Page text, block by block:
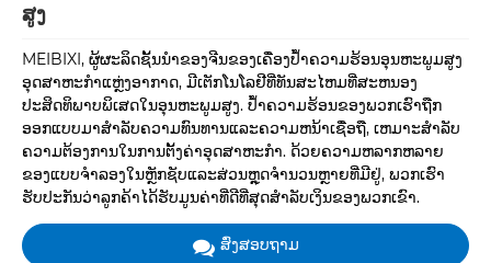
ສູງ
MEIBIXI, ຜູ້ຜະລິດຊັ້ນນໍາຂອງຈີນຂອງເຄື່ອງປໍ້າຄວາມຮ້ອນອຸນຫະພູມສູງ
ອຸດສາຫະກໍາແຫຼ່ງອາກາດ, ມີເຕັກໂນໂລຢີທີ່ທັນສະໄຫມທີ່ສະຫນອງ
ປະສິດທິພາບພິເສດໃນອຸນຫະພູມສູງ. ປໍ້າຄວາມຮ້ອນຂອງພວກເຮົາຖືກ
ອອກແບບມາສໍາລັບຄວາມທົນທານແລະຄວາມຫນ້າເຊື່ອຖື, ເຫມາະສໍາລັບ
ຄວາມຕ້ອງການໃນການຕັ້ງຄ່າອຸດສາຫະກໍາ. ດ້ວຍຄວາມຫລາກຫລາຍ
ຂອງແບບຈໍາລອງໃນຫຼັກຊັບແລະສ່ວນຫຼຸດຈໍານວນຫຼາຍທີ່ມີຢູ່, ພວກເຮົາ
ຮັບປະກັນວ່າລູກຄ້າໄດ້ຮັບມູນຄ່າທີ່ດີທີ່ສຸດສໍາລັບເງິນຂອງພວກເຂົາ.
ສົ່ງສອບຖາມ